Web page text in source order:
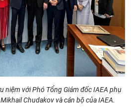
niệm với Phó Tổng Giám đốc IAEA phụ
Chudakov và cán bộ của IAEA.